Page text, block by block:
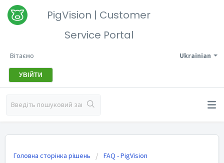
PigVision | Customer
Service Portal
Ukrainian
Вітаємо
УВІЙТИ
Головна сторінка рішень FAQ - PigVision